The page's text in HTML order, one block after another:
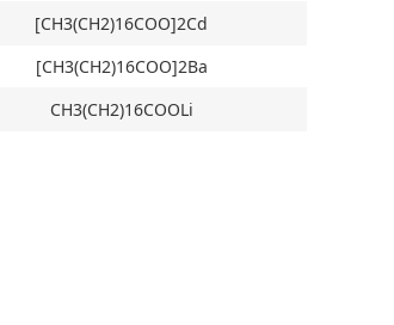
[CH3(CH2)16COO]2Cd
[CH3(CH2)16COO]2Ba
CH3(CH2)16COOLi